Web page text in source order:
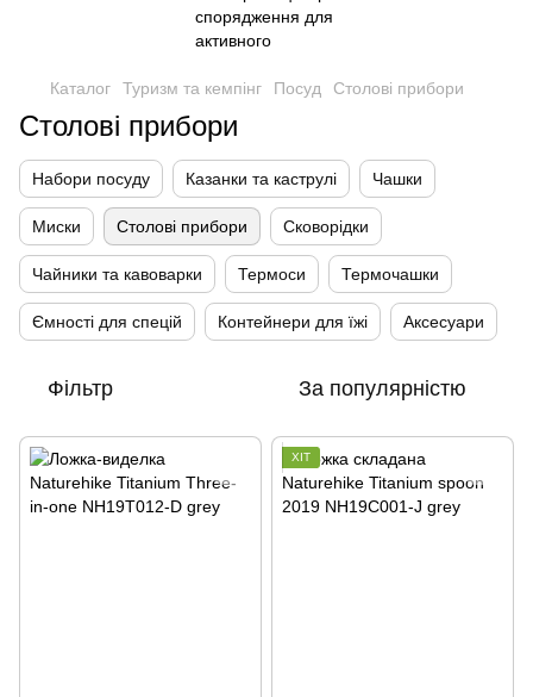
Каталог Туризм та кемпінг Посуд Столові прибори
Столові прибори
Набори посуду Казанки та каструлі Чашки
Миски Столові прибори Сковорідки
Чайники та кавоварки Термоси Термочашки
Ємності для спецій Контейнери для їжі Аксесуари
Фільтр За популярністю
ХІТ